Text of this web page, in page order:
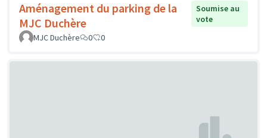
Aménagement du parking de la
MJC Duchère
Soumise au
vote
MJC Duchère
0 0